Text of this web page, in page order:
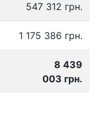
547 312 грн.
1 175 386 грн.
8 439
003 грн.